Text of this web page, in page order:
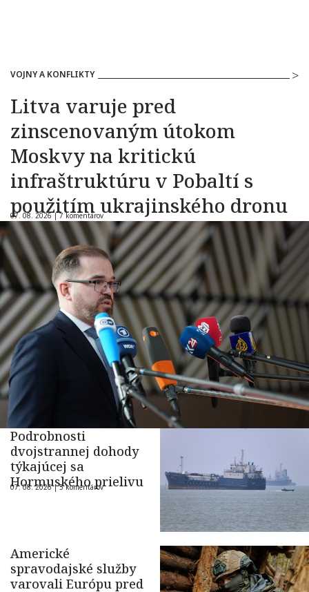
VOJNY A KONFLIKTY
Litva varuje pred
zinscenovaným útokom
Moskvy na kritickú
infraštruktúru v Pobaltí s
použitím ukrajinského dronu
07. 08. 2026 |7 komentárov
Podrobnosti
dvojstrannej dohody
týkajúcej sa
Hormuského prielivu
07. 08. 2026 |5 komentárov
Americké
spravodajské služby
varovali Európu pred